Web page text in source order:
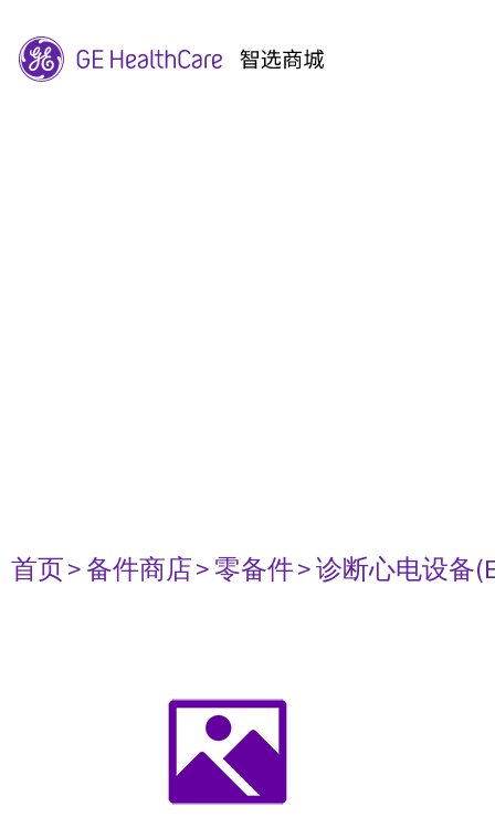
首页> 备件商店> 零备件> 诊断心电设备